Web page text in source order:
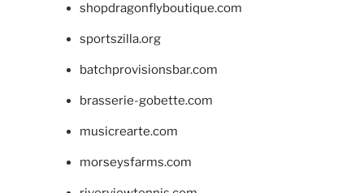
shopdragonflyboutique.com
sportszilla.org
batchprovisionsbar.com
brasserie-gobette.com
musicrearte.com
morseysfarms.com